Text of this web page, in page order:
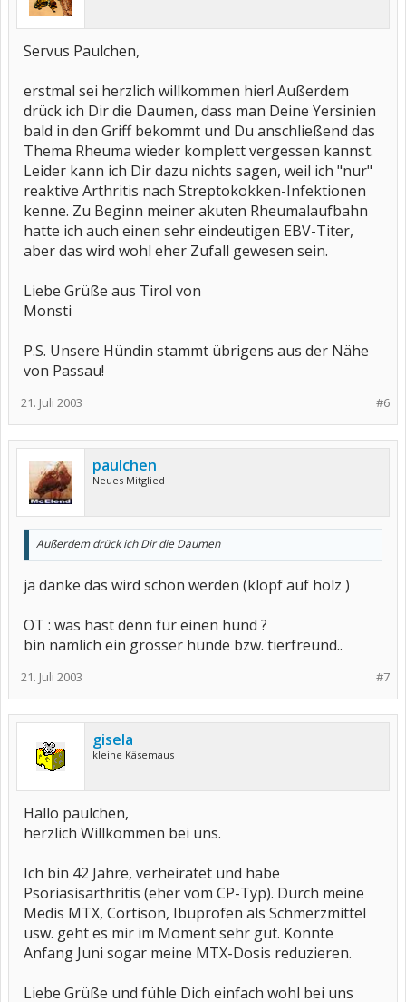
Servus Paulchen,
erstmal sei herzlich willkommen hier! Außerdem
drück ich Dir die Daumen, dass man Deine Yersinien
bald in den Griff bekommt und Du anschließend das
Thema Rheuma wieder komplett vergessen kannst.
Leider kann ich Dir dazu nichts sagen, weil ich "nur"
reaktive Arthritis nach Streptokokken-Infektionen
kenne. Zu Beginn meiner akuten Rheumalaufbahn
hatte ich auch einen sehr eindeutigen EBV-Titer,
aber das wird wohl eher Zufall gewesen sein.
Liebe Grüße aus Tirol von
Monsti
P.S. Unsere Hündin stammt übrigens aus der Nähe
von Passau!
#6
21. Juli 2003
paulchen
Neues Mitglied
Außerdem drück ich Dir die Daumen
ja danke das wird schon werden (klopf auf holz )
OT : was hast denn für einen hund ?
bin nämlich ein grosser hunde bzw. tierfreund..
#7
21. Juli 2003
gisela
kleine Käsemaus
Hallo paulchen,
herzlich Willkommen bei uns.
Ich bin 42 Jahre, verheiratet und habe
Psoriasisarthritis (eher vom CP-Typ). Durch meine
Medis MTX, Cortison, Ibuprofen als Schmerzmittel
usw. geht es mir im Moment sehr gut. Konnte
Anfang Juni sogar meine MTX-Dosis reduzieren.
Liebe Grüße und fühle Dich einfach wohl bei uns